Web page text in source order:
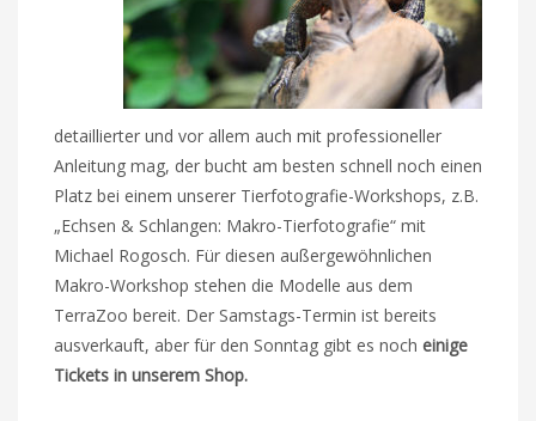
detaillierter und vor allem auch mit professioneller
Anleitung mag, der bucht am besten schnell noch einen
Platz bei einem unserer Tierfotografie-Workshops, z.B.
„Echsen & Schlangen: Makro-Tierfotografie“ mit
Michael Rogosch. Für diesen außergewöhnlichen
Makro-Workshop stehen die Modelle aus dem
TerraZoo bereit. Der Samstags-Termin ist bereits
ausverkauft, aber für den Sonntag gibt es noch einige
Tickets in unserem Shop.